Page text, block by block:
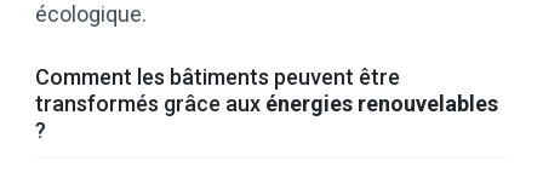
écologique.
Comment les bâtiments peuvent être
transformés grâce aux énergies renouvelables
?